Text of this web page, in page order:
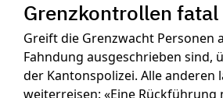
Grenzkontrollen fatal
Greift die Grenzwacht Personen
Fahndung ausgeschrieben sind,
der Kantonspolizei. Alle anderen
weiterreisen: «Eine Rückführung